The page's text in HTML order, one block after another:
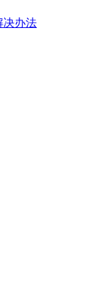
决办法